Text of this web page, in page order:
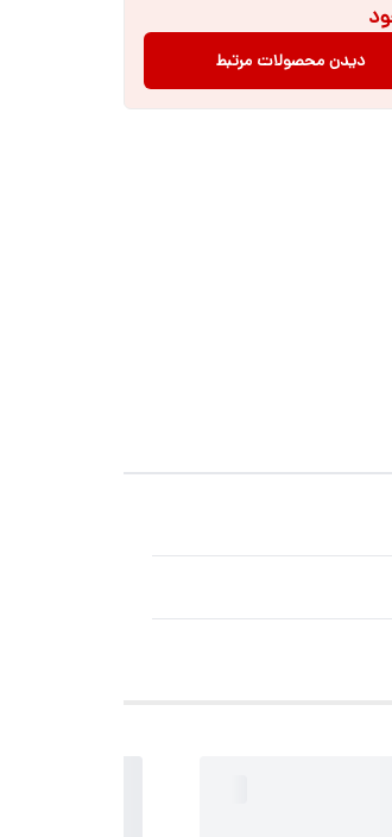
دیدن محصولات مرتبط